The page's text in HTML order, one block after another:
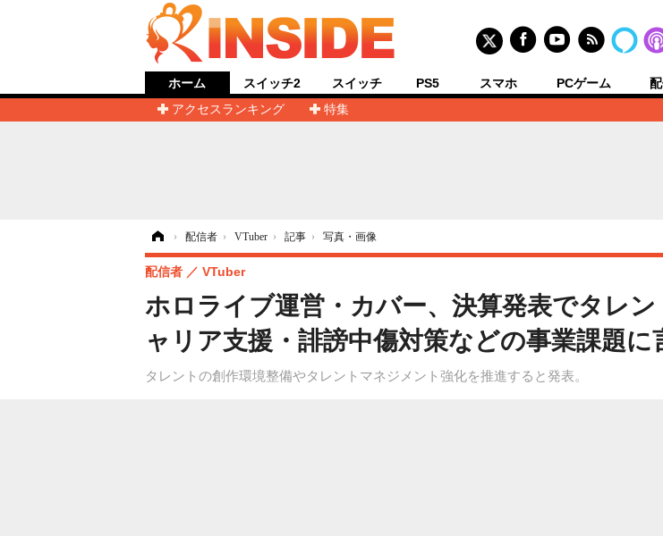
ホーム
アクセスランキング
特集
スイッチ2 スイッチ PS5 スマホ PCゲーム
› 配信者 › VTuber › 記事 › 写真・画像
ホロライブ運営・カバー、決算発表でタレ
ャリア支援・誹謗中傷対策などの事業課題
タレントの創作環境整備やタレントマネジメント強化を推進すると発表。
配信者 VTuber